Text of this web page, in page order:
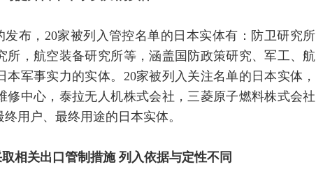
布，20家被列入管控名单的日本实体有：防卫研究
所，航空装备研究所等，涵盖国防政策研究、军工、
本军事实力的实体。20家被列入关注名单的日本实体
中心，泰拉无人机株式会社，三菱原子燃料株式会社
用户、最终用途的日本实体。
相关出口管制措施 列入依据与定性不同